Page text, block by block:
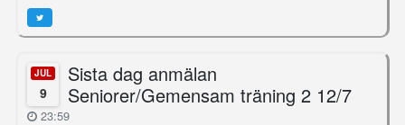
JUL
9
Sista dag anmälan
Seniorer/Gemensam träning 2 12/7
23:59